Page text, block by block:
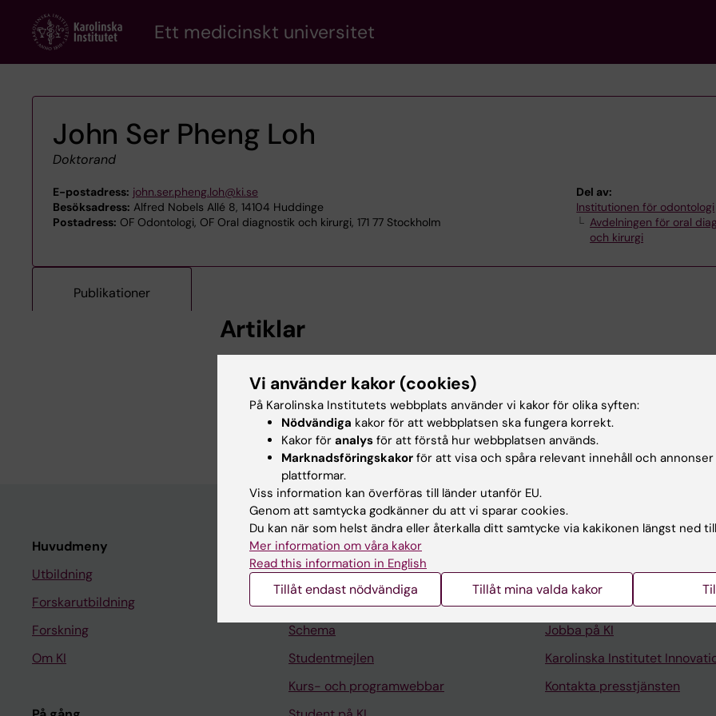
content
Ett medicinskt universitet
John Ser Pheng Loh
Doktorand
E-postadress: john.ser.pheng.loh@ki.se
Besöksadress: Alfred Nobels Allé 8, 14104 Huddinge
Postadress: OF Odontologi, OF Oral diagnostik och kirurgi, 171 77 Stockholm
Del av:
Institutionen för odontologi
Avdelningen för oral
och kirurgi
Publikationer
Artiklar
SCIENTIFIC REPORTS.
2026;16(1):8772
In vitro and in vivo validation of a novel 3D-printed vessel anastomosis device
microvascular surgery
Loh JSP; Feng K-C; Yuan Y; Zhu Y; Heymann R; Rasmusson L; Tan JKS; Leo HL;
Huvudmeny
Utbildning
Forskarutbildning
Forskning
Om KI
Student
Ladok
Canvas
Schema
Studentmejlen
Kurs- och programwebbar
Universitetsbiblioteket
Stöd forskning och utbildning
Jobba på KI
Karolinska Institutet
Kontakta presstjänsten
Vi använder kakor (cookies)
På Karolinska Institutets webbplats använder vi kakor för olika syften:
Nödvändiga kakor för att webbplatsen ska fungera korrekt.
Kakor för analys för att förstå hur webbplatsen används.
Marknadsföringskakor för att visa och spåra relevant innehåll och
plattformar.
Viss information kan överföras till länder utanför EU.
Genom att samtycka godkänner du att vi sparar cookies.
Du kan när som helst ändra eller återkalla ditt samtycke via kakikonen längst ned
Mer information om våra kakor
Read this information in English
Tillåt endast nödvändiga Tillåt mina valda kakor